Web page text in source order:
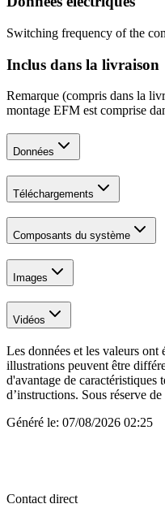
Switching frequency of the
Inclus dans la livraison
Remarque (compris dans la
montage EFM est comprise
Données
Téléchargements
Composants du système
Images
Vidéos
Les données et les valeurs ont
illustrations peuvent être
d'avantage de caractéristiques
d’instructions. Sous réserve
Généré le: 07/08/2026 02:25
Contact direct